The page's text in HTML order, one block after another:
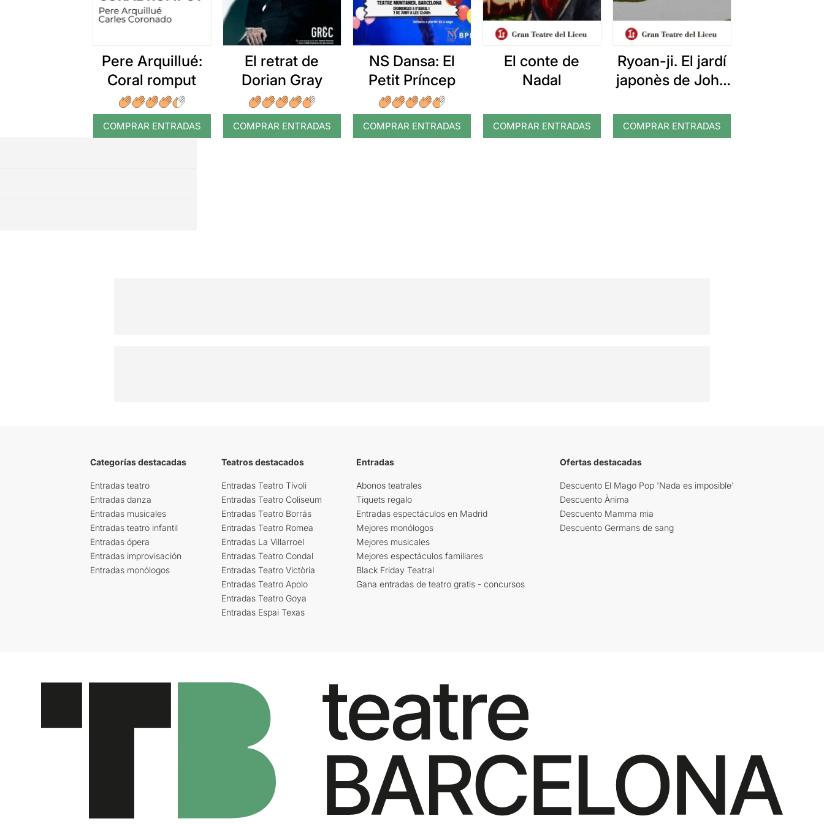
Pere Arquillué:
Coral romput
COMPRAR ENTRADAS
El retrat de
Dorian Gray
COMPRAR ENTRADAS
NS Dansa: El
Petit Príncep
COMPRAR ENTRADAS
El conte de
Nadal
COMPRAR ENTRADAS
Ryoan-ji. El jardí
japonès de John
Amat
COMPRAR ENTRADAS
Categorías destacadas
Entradas teatro
Entradas danza
Entradas musicales
Entradas teatro infantil
Entradas ópera
Entradas improvisación
Entradas monólogos
Teatros destacados
Entradas Teatro Tívoli
Entradas Teatro Coliseum
Entradas Teatro Borrás
Entradas Teatro Romea
Entradas La Villarroel
Entradas Teatro Condal
Entradas Teatro Victòria
Entradas Teatro Apolo
Entradas Teatro Goya
Entradas Espai Texas
Entradas
Abonos teatrales
Tiquets regalo
Entradas espectáculos en Madrid
Mejores monólogos
Mejores musicales
Mejores espectáculos familiares
Black Friday Teatral
Gana entradas de teatro gratis - concursos
Ofertas destacadas
Descuento El Mago Pop 'Nada es imposible'
Descuento Ànima
Descuento Mamma mia
Descuento Germans de sang